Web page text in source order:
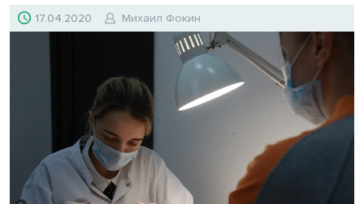
17.04.2020 Михаил Фокин